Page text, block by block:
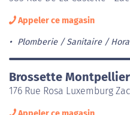
Appeler ce magasin
Plomberie / Sanitaire
Brossette Montpellier
176 Rue Rosa Luxemburg